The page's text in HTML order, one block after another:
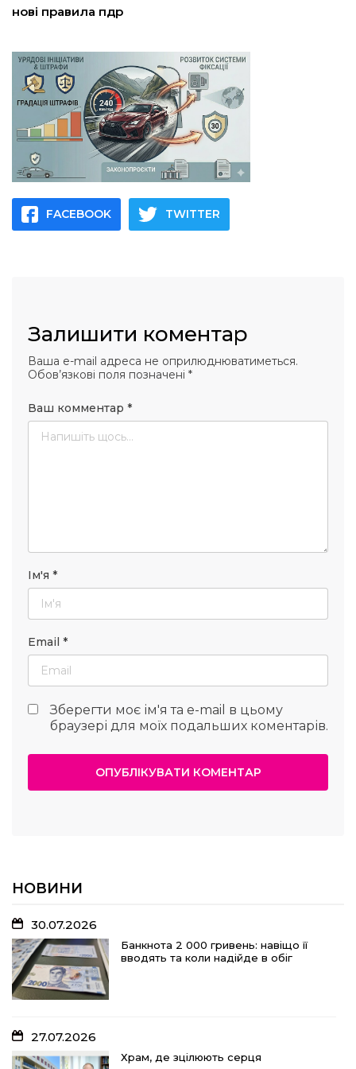
нові правила пдр
FACEBOOK TWITTER
Залишити коментар
Ваша e-mail адреса не оприлюднюватиметься.
Обов’язкові поля позначені *
Ваш комментар *
Ім'я *
Email *
Зберегти моє ім'я та e-mail в цьому
браузері для моїх подальших коментарів.
НОВИНИ
30.07.2026
Банкнота 2 000 гривень: навіщо її
вводять та коли надійде в обіг
27.07.2026
Храм, де зцілюють серця